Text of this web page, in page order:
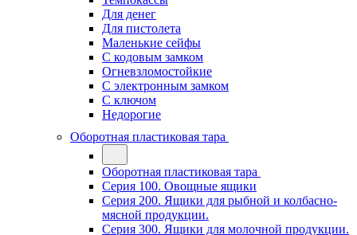
Для денег
Для пистолета
Маленькие сейфы
С кодовым замком
Огневзломостойкие
С электронным замком
С ключом
Недорогие
Оборотная пластиковая тара
Оборотная пластиковая тара
Серия 100. Овощные ящики
Серия 200. Ящики для рыбной и колбасно-
мясной продукции.
Серия 300. Ящики для молочной продукции.